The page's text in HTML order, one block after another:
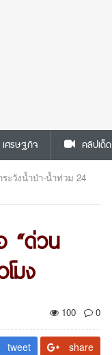
เศรษฐกิจ คลิปเด็ด
ะวังน้ำป่า-น้ำท่วม 24
“ด่วน
มง
100 0
tweet share